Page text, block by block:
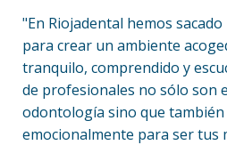
"En Riojadental hemos
para crear un ambiente
tranquilo, comprendido y
de profesionales no sólo son
odontología sino que
emocionalmente para ser tus